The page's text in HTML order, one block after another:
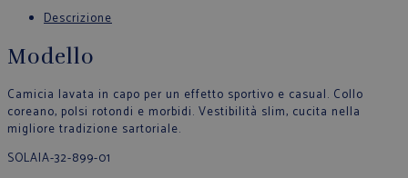
Descrizione
Modello
Camicia lavata in capo per un effetto sportivo e casual. Collo
coreano, polsi rotondi e morbidi. Vestibilità slim, cucita nella
migliore tradizione sartoriale.
SOLAIA-32-899-01